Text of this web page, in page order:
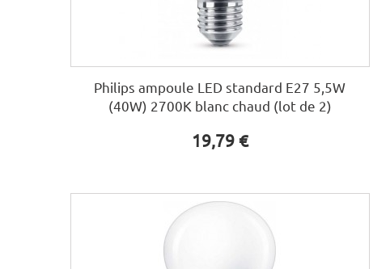
Philips ampoule LED standard E27 5,5W
(40W) 2700K blanc chaud (lot de 2)
19,79 €